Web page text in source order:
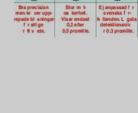
låg blåsstyrka.